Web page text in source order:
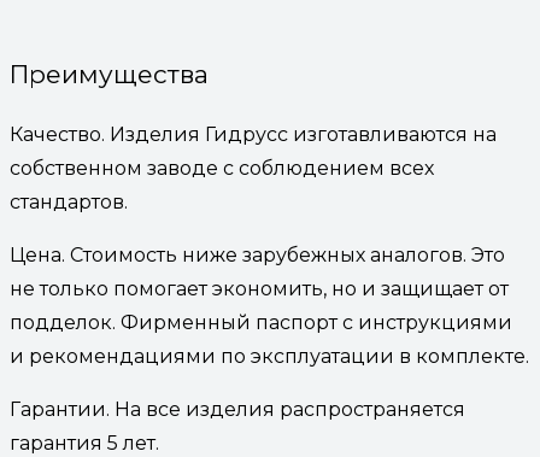
Преимущества
Качество. Изделия Гидрусс изготавливаются на
собственном заводе с соблюдением всех
стандартов.
Цена. Стоимость ниже зарубежных аналогов. Это
не только помогает экономить, но и защищает от
подделок. Фирменный паспорт с инструкциями
и рекомендациями по эксплуатации в комплекте.
Гарантии. На все изделия распространяется
гарантия 5 лет.